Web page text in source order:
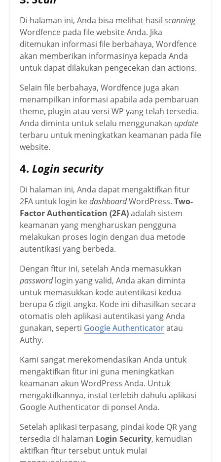
Di halaman ini, Anda bisa melihat hasil scanning
Wordfence pada file website Anda. Jika
ditemukan informasi file berbahaya, Wordfence
akan memberikan informasinya kepada Anda
untuk dapat dilakukan pengecekan dan actions.
Selain file berbahaya, Wordfence juga akan
menampilkan informasi apabila ada pembaruan
theme, plugin atau versi WP yang telah tersedia.
Anda diminta untuk selalu menggunakan update
terbaru untuk meningkatkan keamanan pada file
website.
4. Login security
Di halaman ini, Anda dapat mengaktifkan fitur
2FA untuk login kedashboardWordPress. Two-
Factor Authentication (2FA)adalah sistem
keamanan yang mengharuskan pengguna
melakukan proses login dengan dua metode
autentikasi yang berbeda.
Dengan fitur ini, setelah Anda memasukkan
passwordlogin yang valid, Anda akan diminta
untuk memasukkan kode autentikasi kedua
berupa 6 digit angka. Kode ini dihasilkan secara
otomatis oleh aplikasi autentikasi yang Anda
gunakan, seperti Google Authenticatoratau
Authy.
Kami sangat merekomendasikan Anda untuk
mengaktifkan fitur ini guna meningkatkan
keamanan akun WordPress Anda. Untuk
mengaktifkannya, instal terlebih dahulu aplikasi
Google Authenticator di ponsel Anda.
Setelah aplikasi terpasang, pindai kode QR yang
tersedia di halaman Login Security, kemudian
aktifkan fitur tersebut untuk mulai